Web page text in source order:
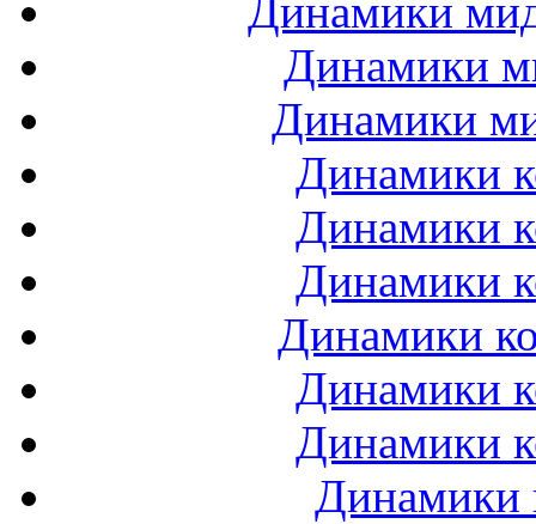
Динамики
Динамики
Динамики
Динамики
Динамики
Динамики
Динамики
Динамики
Динамики
Динамики